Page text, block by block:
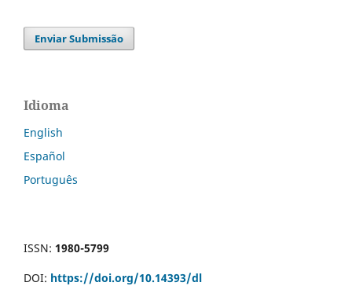
Enviar Submissão
Idioma
English
Español
Português
ISSN: 1980-5799
DOI: https://doi.org/10.14393/dl